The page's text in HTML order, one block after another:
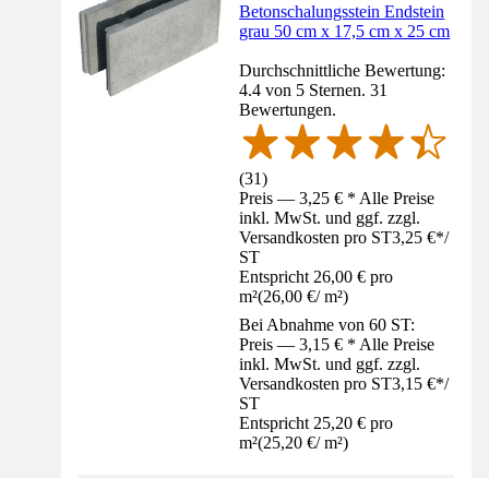
Betonschalungsstein Endstein
grau 50 cm x 17,5 cm x 25 cm
Durchschnittliche Bewertung:
4.4 von 5 Sternen. 31
Bewertungen.
(31)
Preis — 3,25 € * Alle Preise
inkl. MwSt. und ggf. zzgl.
Versandkosten pro ST3,25 €*/
ST
Entspricht 26,00 € pro
m²(26,00 €/ m²)
Bei Abnahme von 60 ST:
Preis — 3,15 € * Alle Preise
inkl. MwSt. und ggf. zzgl.
Versandkosten pro ST3,15 €*/
ST
Entspricht 25,20 € pro
m²(25,20 €/ m²)